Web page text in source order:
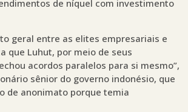
de níquel com investimento
geral entre as elites empresariais e
que Luhut, por meio de seus
acordos paralelos para si mesmo”,
sênior do governo indonésio, que
de anonimato porque temia